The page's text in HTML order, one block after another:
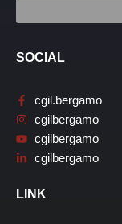
SOCIAL
cgil.bergamo
cgilbergamo
cgilbergamo
cgilbergamo
LINK